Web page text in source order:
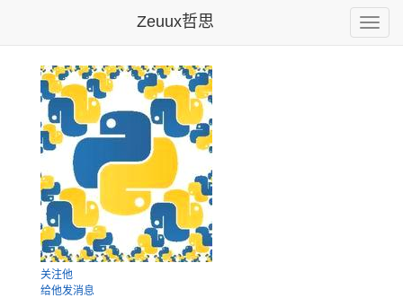
Toggle
Zeuux哲思
关注他
给他发消息